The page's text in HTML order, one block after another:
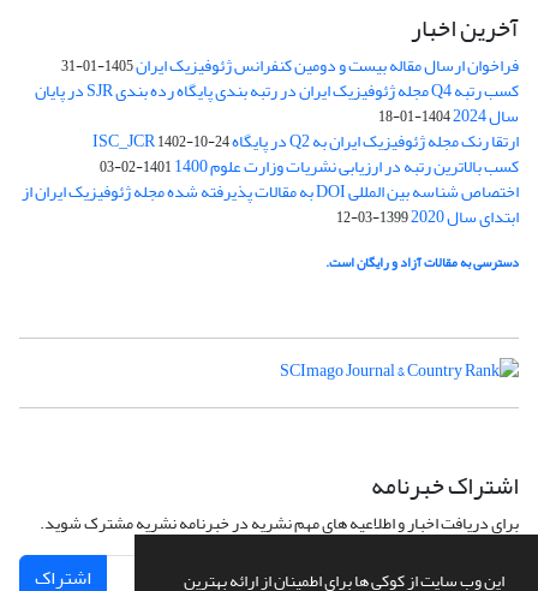
این وب سایت از کوکی ها برای اطمینان از ارائه بهترین
آخرین اخبار
فراخوان ارسال مقاله بیست و دومین کنفرانس ژئوفیزیک ایران1405-01-31
کسب رتبه Q4 مجله ژئوفیزیک ایران در رتبه بندی پایگاه رده بندی SJR در پایان
سال 2024 1404-01-18
ارتقا رنک مجله ژئوفیزیک ایران به Q2 در پایگاه ISC_JCR 1402-10-24
کسب بالاترین رتبه در ارزیابی نشریات وزارت علوم 1400 1401-02-03
اختصاص شناسه بین المللی DOI به مقالات پذیرفته شده مجله ژئوفیزیک ایران از
ابتدای سال 2020 1399-03-12
دسترسی به مقالات آزاد و رایگان است.
اشتراک خبرنامه
برای دریافت اخبار و اطلاعیه های مهم نشریه در خبرنامه نشریه مشترک شوید.
اشتراک